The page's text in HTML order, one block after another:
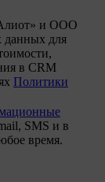
и ООО
данных для
в CRM
Политики
SMS и в
время.